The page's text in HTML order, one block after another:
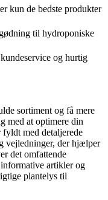
kun de bedste produkter
til hydroponiske
og hurtig
sortiment og få mere
med at optimere din
med detaljerede
vejledninger, der hjælper
det omfattende
artikler og
plantelys til